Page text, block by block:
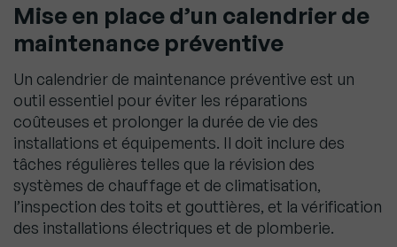
Mise en place d’un calendrier de
maintenance préventive
Un calendrier de maintenance préventive est un
outil essentiel pour éviter les réparations
coûteuses et prolonger la durée de vie des
installations et équipements. Il doit inclure des
tâches régulières telles que la révision des
systèmes de chauffage et de climatisation,
l’inspection des toits et gouttières, et la vérification
des installations électriques et de plomberie.